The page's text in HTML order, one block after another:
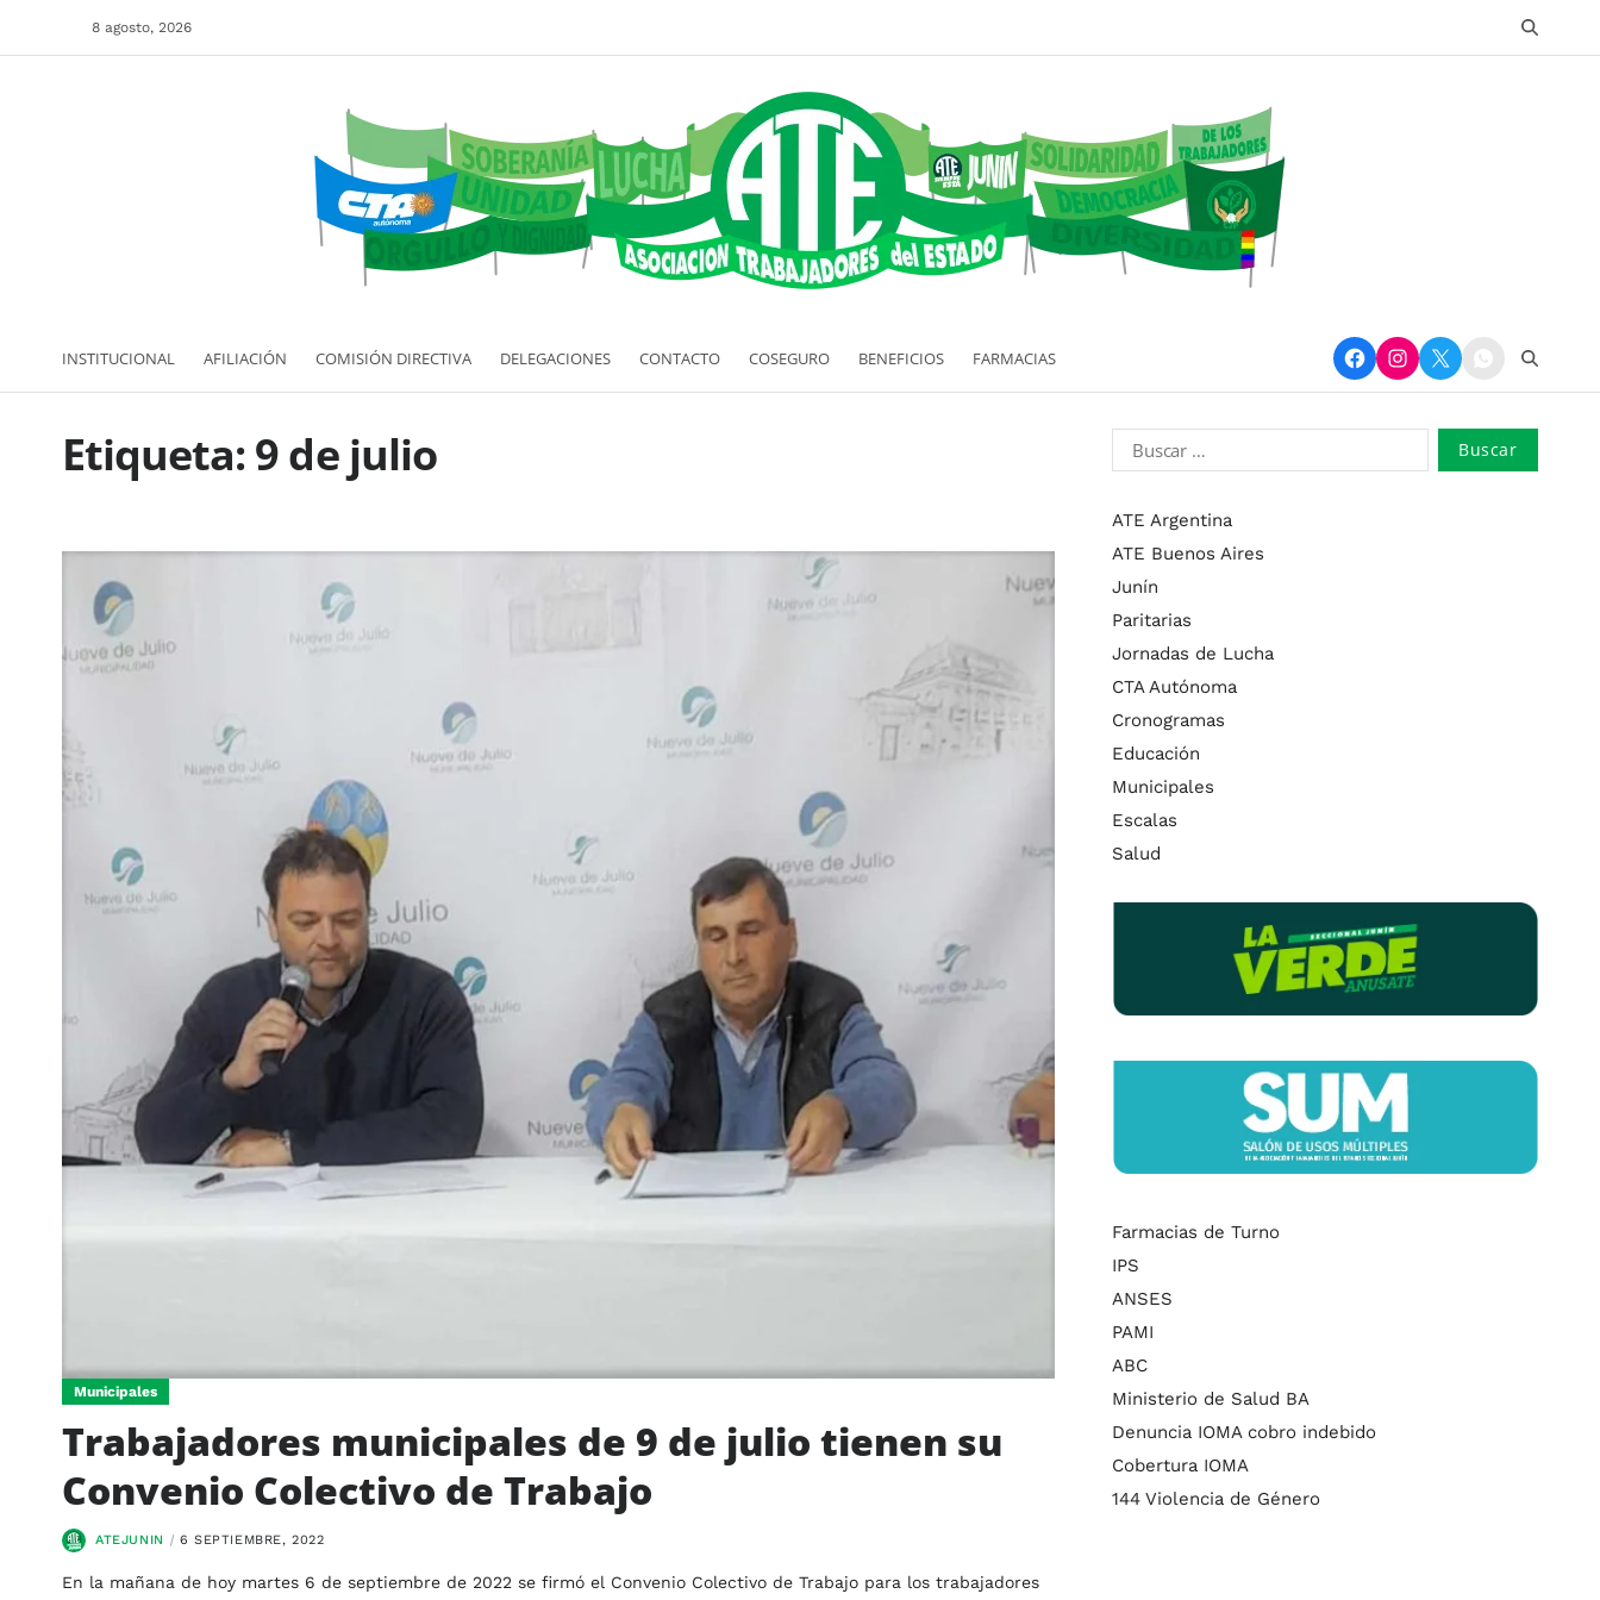
8 agosto, 2026
INSTITUCIONAL AFILIACIÓN COMISIÓN DIRECTIVA DELEGACIONES CONTACTO COSEGURO BENEFICIOS FARMACIAS
Etiqueta:9 de julio
Municipales
Trabajadores municipales de 9 de julio tienen su
Convenio Colectivo de Trabajo
ATEJUNIN 6 SEPTIEMBRE, 2022
En la mañana de hoy martes 6 de septiembre de 2022 se firmó el Convenio Colectivo de Trabajo para los trabajadores
ATE Argentina
ATE Buenos Aires
Junín
Paritarias
Jornadas de Lucha
CTA Autónoma
Cronogramas
Educación
Municipales
Escalas
Salud
Farmacias de Turno
IPS
ANSES
PAMI
ABC
Ministerio de Salud BA
Denuncia IOMA cobro indebido
Cobertura IOMA
144 Violencia de Género